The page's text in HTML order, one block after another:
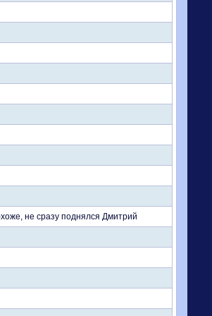
не сразу поднялся Дмитрий